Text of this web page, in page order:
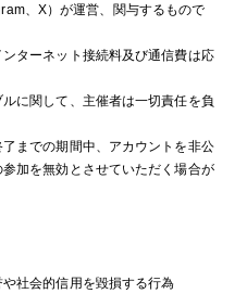
、X）が運営、関与するもので
ターネット接続料及び通信費は応
に関して、主催者は一切責任を負
までの期間中、アカウントを非公
加を無効とさせていただく場合が
社会的信用を毀損する行為